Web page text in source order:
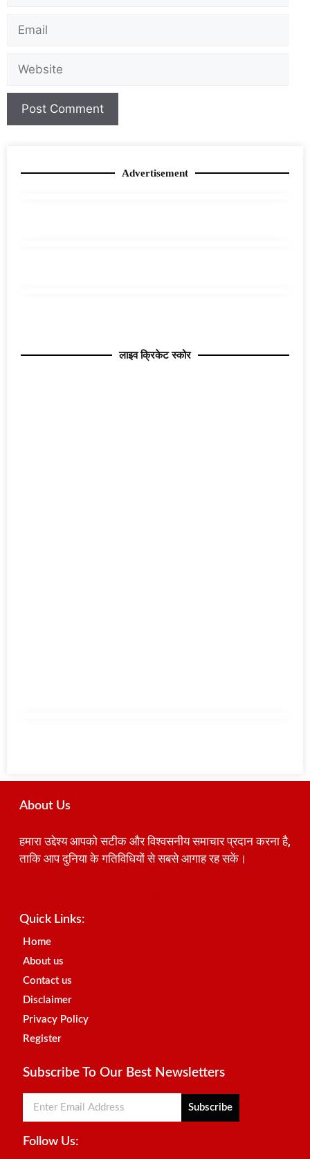
Advertisement
लाइव क्रिकेट स्कोर
About Us
हमारा उद्देश्य आपको सटीक और विश्वसनीय समाचार प्रदान करना है,
ताकि आप दुनिया के गतिविधियों से सबसे आगाह रह सकें।
Quick Links:
Home
About us
Contact us
Disclaimer
Privacy Policy
Register
Subscribe To Our Best Newsletters
Subscribe
Follow Us: